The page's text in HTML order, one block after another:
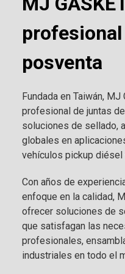
posventa
Fundada en Taiwán,
profesional de juntas
soluciones de sellado,
globales en
vehículos pickup
Con años de
enfoque en la calidad,
ofrecer soluciones de
que satisfagan las
profesionales,
industriales en todo el